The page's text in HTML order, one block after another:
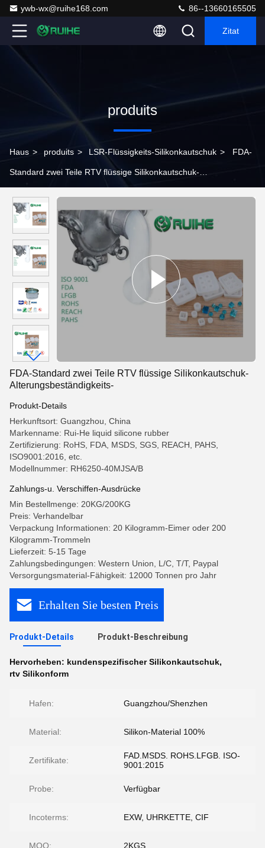
ywb-wx@ruihe168.com 86--13660165505
Zitat
produits
Haus > produits > LSR-Flüssigkeits-Silikonkautschuk > FDA-
Standard zwei Teile RTV flüssige Silikonkautschuk-
FDA-Standard zwei Teile RTV flüssige Silikonkautschuk-
Alterungsbeständigkeits-
Produkt-Details
Herkunftsort: Guangzhou, China
Markenname: Rui-He liquid silicone rubber
Zertifizierung: RoHS, FDA, MSDS, SGS, REACH, PAHS,
ISO9001:2016, etc.
Modellnummer: RH6250-40MJSA/B
Zahlungs-u. Verschiffen-Ausdrücke
Min Bestellmenge: 20KG/200KG
Preis: Verhandelbar
Verpackung Informationen: 20 Kilogramm-Eimer oder 200
Kilogramm-Trommeln
Lieferzeit: 5-15 Tage
Zahlungsbedingungen: Western Union, L/C, T/T, Paypal
Versorgungsmaterial-Fähigkeit: 12000 Tonnen pro Jahr
Erhalten Sie besten Preis
Produkt-Details Produkt-Beschreibung
Hervorheben: kundenspezifischer Silikonkautschuk,
rtv Silikonform
Hafen: Guangzhou/Shenzhen
Material: Silikon-Material 100%
Zertifikate:
FAD.MSDS. ROHS.LFGB. ISO-
9001:2015
Probe: Verfügbar
Incoterms: EXW, UHRKETTE, CIF
MOQ: 2KGS